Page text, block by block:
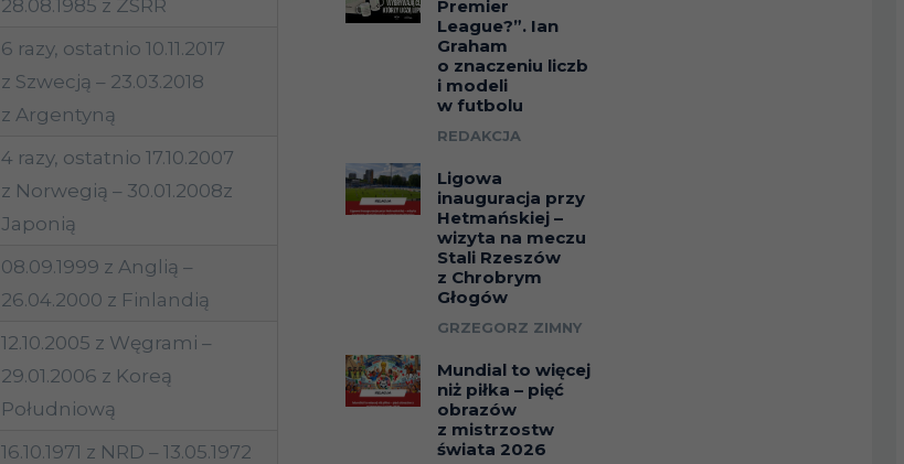
28.08.1985 z ZSRR
6 razy, ostatnio 10.11.2017
z Szwecją – 23.03.2018
z Argentyną
4 razy, ostatnio 17.10.2007
z Norwegią – 30.01.2008z
Japonią
08.09.1999 z Anglią –
26.04.2000 z Finlandią
12.10.2005 z Węgrami –
29.01.2006 z Koreą
Południową
16.10.1971 z NRD – 13.05.1972
Premier
League?”. Ian
Graham
o znaczeniu liczb
i modeli
w futbolu
REDAKCJA
Ligowa
inauguracja przy
Hetmańskiej –
wizyta na meczu
Stali Rzeszów
z Chrobrym
Głogów
GRZEGORZ ZIMNY
Mundial to więcej
niż piłka – pięć
obrazów
z mistrzostw
świata 2026